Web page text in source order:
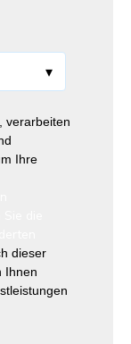
verarbeiten
Ihre
dieser
Ihnen